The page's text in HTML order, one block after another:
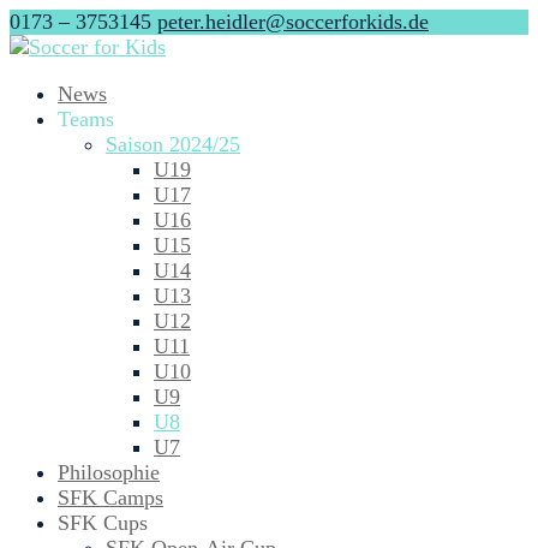
0173 – 3753145 peter.heidler@soccerforkids.de
News
Teams
Saison 2024/25
U19
U17
U16
U15
U14
U13
U12
U11
U10
U9
U8
U7
Philosophie
SFK Camps
SFK Cups